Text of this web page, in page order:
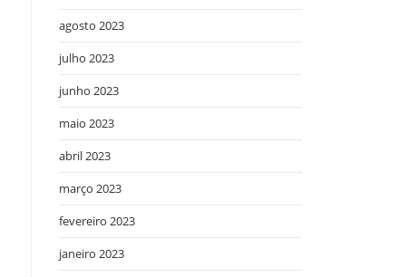
agosto 2023
julho 2023
junho 2023
maio 2023
abril 2023
março 2023
fevereiro 2023
janeiro 2023